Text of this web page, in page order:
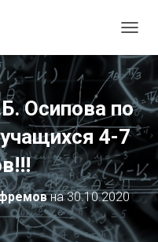
Осипова по
4-7
на30.10.2020